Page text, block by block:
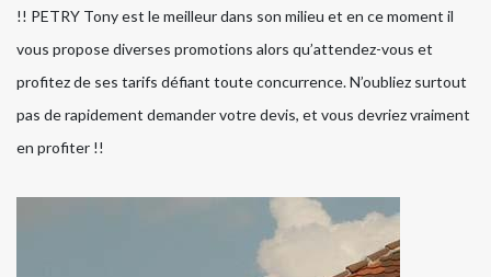
!! PETRY Tony est le meilleur dans son milieu et en ce moment il
vous propose diverses promotions alors qu’attendez-vous et
profitez de ses tarifs défiant toute concurrence. N’oubliez surtout
pas de rapidement demander votre devis, et vous devriez vraiment
en profiter !!